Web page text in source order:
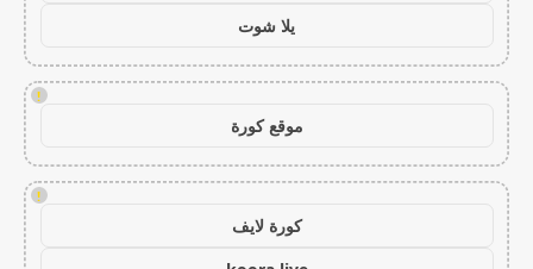
يلا شوت
!
موقع كورة
!
كورة لايف